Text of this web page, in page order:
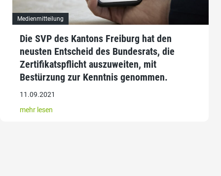
Medienmitteilung
Die SVP des Kantons Freiburg hat den
neusten Entscheid des Bundesrats, die
Zertifikatspflicht auszuweiten, mit
Bestürzung zur Kenntnis genommen.
11.09.2021
mehr lesen